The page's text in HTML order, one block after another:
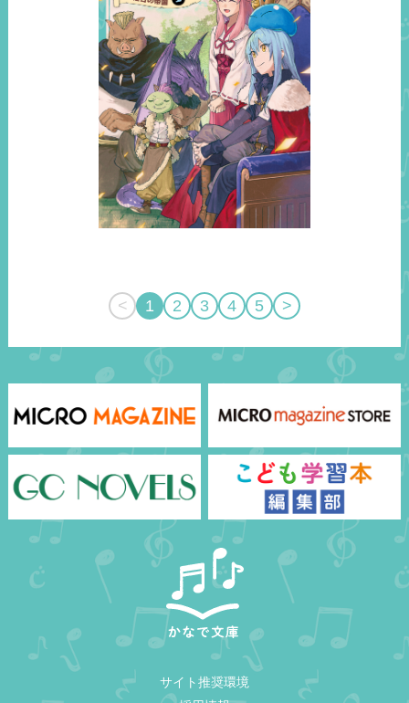
< 1 2 3 4 5 >
サイト推奨環境